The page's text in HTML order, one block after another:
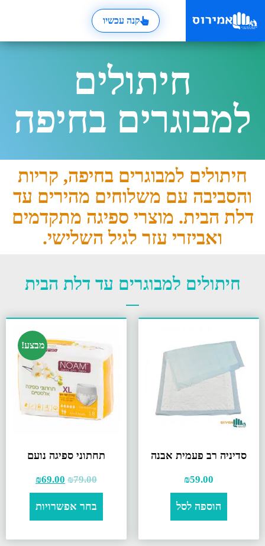
קנה עכשיו
חיתולים
למבוגרים בחיפה
חיתולים למבוגרים בחיפה, קריות
והסביבה עם משלוחים מהירים עד
דלת הבית. מוצרי ספיגה מתקדמים
ואביזרי עזר לגיל השלישי.
חיתולים למבוגרים עד דלת הבית
סדיניה רב פעמית אבנה
₪59.00
הוספה לסל
מבצע!
תחתוני ספיגה נועם
₪79.00
₪69.00
בחר אפשרויות